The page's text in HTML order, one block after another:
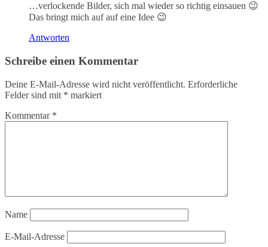
…verlockende Bilder, sich mal wieder so richtig einsauen 😉
Das bringt mich auf auf eine Idee 😉
Antworten
Schreibe einen Kommentar
Deine E-Mail-Adresse wird nicht veröffentlicht. Erforderliche
Felder sind mit * markiert
Kommentar *
Name
E-Mail-Adresse